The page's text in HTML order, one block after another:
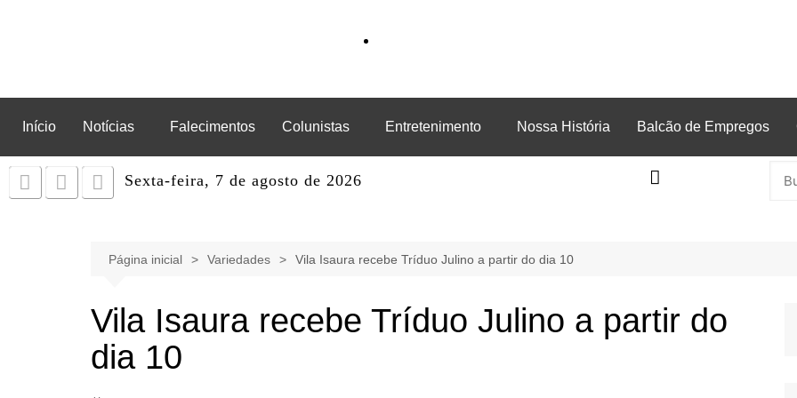
Início Notícias Falecimentos Colunistas Entretenimento Nossa História Balcão de Empregos
Sexta-feira, 7 de agosto de 2026
Página inicial Variedades Vila Isaura recebe Tríduo Julino a partir do dia 10
Vila Isaura recebe Tríduo Julino a partir do
dia 10